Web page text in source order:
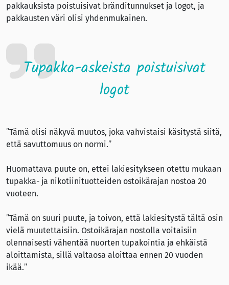
pakkauksista poistuisivat bränditunnukset ja logot, ja
pakkausten väri olisi yhdenmukainen.
Tupakka-askeista poistuisivat
logot
”Tämä olisi näkyvä muutos, joka vahvistaisi käsitystä siitä,
että savuttomuus on normi.”
Huomattava puute on, ettei lakiesitykseen otettu mukaan
tupakka- ja nikotiinituotteiden ostoikärajan nostoa 20
vuoteen.
”Tämä on suuri puute, ja toivon, että lakiesitystä tältä osin
vielä muutettaisiin. Ostoikärajan nostolla voitaisiin
olennaisesti vähentää nuorten tupakointia ja ehkäistä
aloittamista, sillä valtaosa aloittaa ennen 20 vuoden
ikää.”